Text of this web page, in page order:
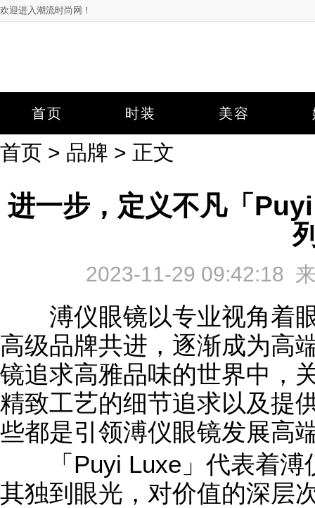
欢迎进入潮流时尚网！
首页 时装 美容
首页 > 品牌 > 正文
进一步，定义不凡「
2023-11-29 09:42:18
溥仪眼镜以专业视角着眼
高级品牌共进，逐渐成为高
镜追求高雅品味的世界中，
精致工艺的细节追求以及提
些都是引领溥仪眼镜发展高
「Puyi Luxe」代表着溥
其独到眼光，对价值的深层